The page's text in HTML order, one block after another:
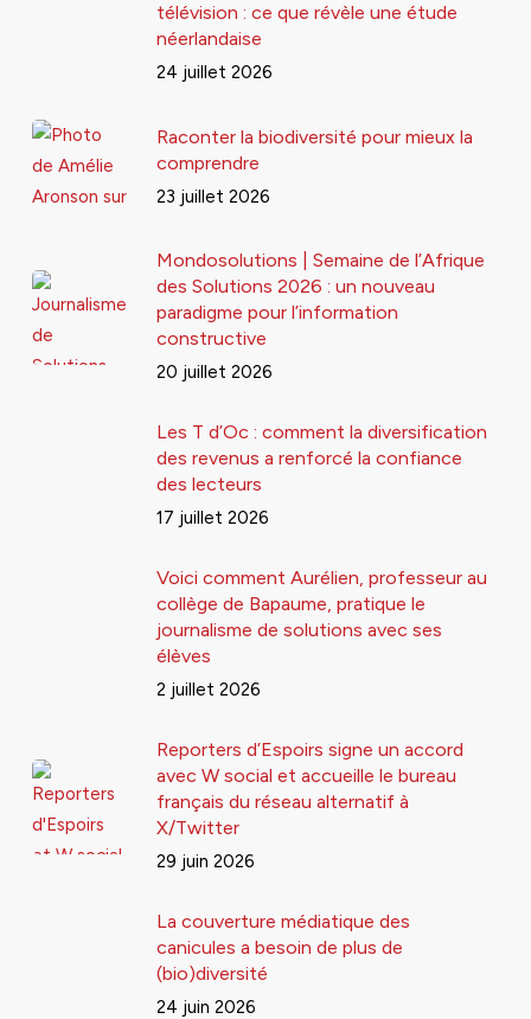
télévision : ce que révèle une étude
néerlandaise
24 juillet 2026
Raconter la biodiversité pour mieux la
comprendre
23 juillet 2026
Mondosolutions | Semaine de l’Afrique
des Solutions 2026 : un nouveau
paradigme pour l’information
constructive
20 juillet 2026
Les T d’Oc : comment la diversification
des revenus a renforcé la confiance
des lecteurs
17 juillet 2026
Voici comment Aurélien, professeur au
collège de Bapaume, pratique le
journalisme de solutions avec ses
élèves
2 juillet 2026
Reporters d’Espoirs signe un accord
avec W social et accueille le bureau
français du réseau alternatif à
X/Twitter
29 juin 2026
La couverture médiatique des
canicules a besoin de plus de
(bio)diversité
24 juin 2026